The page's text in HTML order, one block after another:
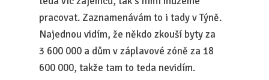
pracovat. Zaznamenávám to i tady v Týně.
Najednou vidím, že někdo zkouší byty za
3 600 000 a dům v záplavové zóně za 18
600 000, takže tam to teda nevidím.